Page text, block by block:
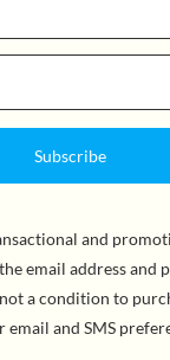
book about
and illustrated
Seuss to make
some of his
Fish, Two Fish,
and I Can
reader—and